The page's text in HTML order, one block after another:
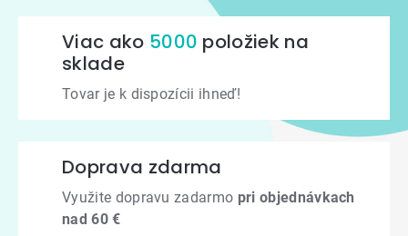
Viac ako 5000 položiek na
sklade
Tovar je k dispozícii ihneď!
Doprava zdarma
Využite dopravu zadarmo pri objednávkach
nad 60 €